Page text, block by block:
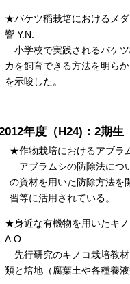
★バケツ稲栽培におけるメ
響 Y.N.
小学校で実践されるバケ
カを飼育できる方法を明ら
を示唆した。
年度（H24)：2期生
★作物栽培におけるアブラ
アブラムシの防除法につ
の資材を用いた防除方法を
習等に活用されている。
★身近な有機物を用いたキ
A.O.
先行研究のキノコ栽培教
類と培地（腐葉土や各種養